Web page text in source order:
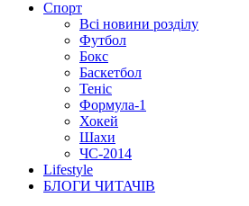
Спорт
Всі новини розділу
Футбол
Бокс
Баскетбол
Теніс
Формула-1
Хокей
Шахи
ЧС-2014
Lifestyle
БЛОГИ ЧИТАЧІВ